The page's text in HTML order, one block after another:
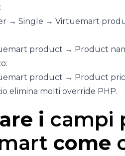
→ Single → Virtuemart
product → Product
product → Product
elimina molti override PHP.
i campi
come